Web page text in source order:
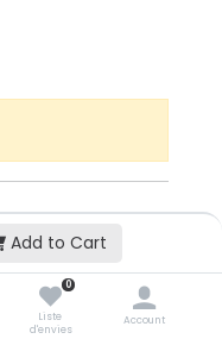
Add to Cart
0
Liste
d'envies
Account